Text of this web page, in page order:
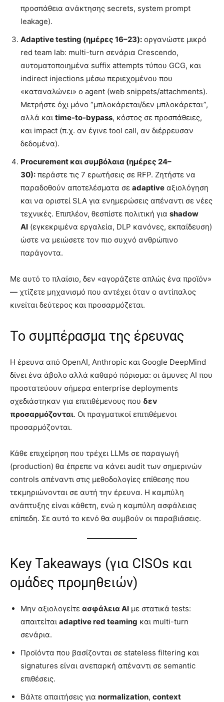
προσπάθεια ανάκτησης secrets, system prompt
leakage).
Adaptive testing (ημέρες 16–23): οργανώστε μικρό
red team lab: multi-turn σενάρια Crescendo,
αυτοματοποιημένα suffix attempts τύπου GCG, και
indirect injections μέσω περιεχομένου που
«καταναλώνει» ο agent (web snippets/attachments).
Μετρήστε όχι μόνο “μπλοκάρεται/δεν μπλοκάρεται”,
αλλά και time-to-bypass, κόστος σε προσπάθειες,
και impact (π.χ. αν έγινε tool call, αν διέρρευσαν
δεδομένα).
Procurement και συμβόλαια (ημέρες 24–
30): περάστε τις 7 ερωτήσεις σε RFP. Ζητήστε να
παραδοθούν αποτελέσματα σε adaptive αξιολόγηση
και να οριστεί SLA για ενημερώσεις απέναντι σε νέες
τεχνικές. Επιπλέον, θεσπίστε πολιτική για shadow
AI (εγκεκριμένα εργαλεία, DLP κανόνες, εκπαίδευση)
ώστε να μειώσετε τον πιο συχνό ανθρώπινο
παράγοντα.
Με αυτό το πλαίσιο, δεν «αγοράζετε απλώς ένα προϊόν»
— χτίζετε μηχανισμό που αντέχει όταν ο αντίπαλος
κινείται δεύτερος και προσαρμόζεται.
Το συμπέρασμα της έρευνας
Η έρευνα από OpenAI, Anthropic και Google DeepMind
δίνει ένα άβολο αλλά καθαρό πόρισμα: οι άμυνες AI που
προστατεύουν σήμερα enterprise deployments
σχεδιάστηκαν για επιτιθέμενους που δεν
προσαρμόζονται. Οι πραγματικοί επιτιθέμενοι
προσαρμόζονται.
Κάθε επιχείρηση που τρέχει LLMs σε παραγωγή
(production) θα έπρεπε να κάνει audit των σημερινών
controls απέναντι στις μεθοδολογίες επίθεσης που
τεκμηριώνονται σε αυτή την έρευνα. Η καμπύλη
ανάπτυξης είναι κάθετη, ενώ η καμπύλη ασφάλειας
επίπεδη. Σε αυτό το κενό θα συμβούν οι παραβιάσεις.
Key Takeaways (για CISOs και
ομάδες προμηθειών)
Μην αξιολογείτε ασφάλεια AI με στατικά tests:
απαιτείται adaptive red teaming και multi-turn
σενάρια.
Προϊόντα που βασίζονται σε stateless filtering και
signatures είναι ανεπαρκή απέναντι σε semantic
επιθέσεις.
Βάλτε απαιτήσεις για normalization, context